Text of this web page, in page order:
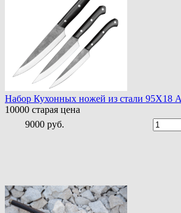
Набор Кухонных ножей из стали 95Х18
10000 старая цена
9000 руб.